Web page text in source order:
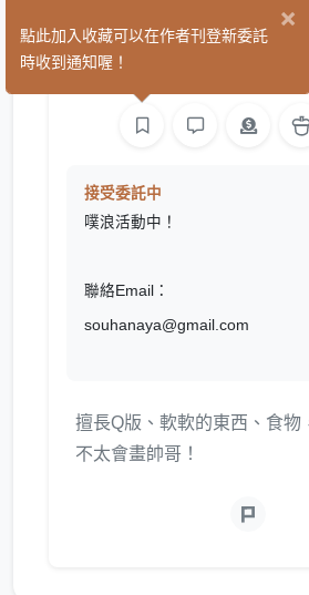
雞丁
接受委託中
噗浪活動中！
聯絡Email：
souhanaya@gmail.com
擅長Q版、軟軟的東西、食物
不太會畫帥哥！
×
點此加入收藏可以在作者刊登新委託
時收到通知喔！